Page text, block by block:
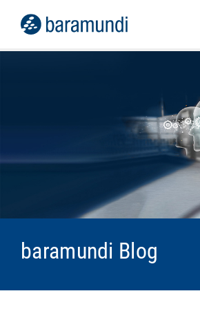
baramundi Blog